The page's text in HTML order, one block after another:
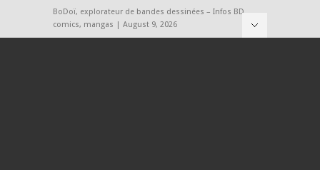
BoDoï, explorateur de bandes dessinées – Infos BD,
comics, mangas | August 9, 2026